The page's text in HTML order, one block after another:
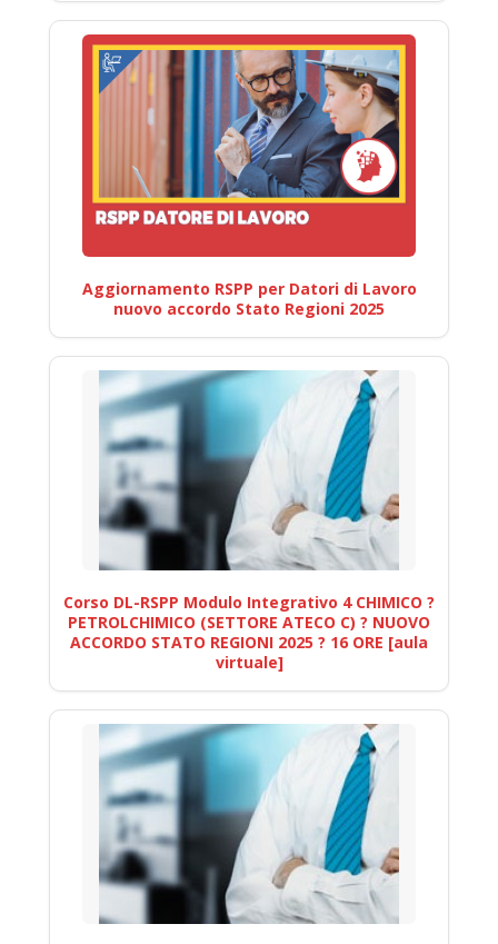
Aggiornamento RSPP per Datori di Lavoro
nuovo accordo Stato Regioni 2025
Corso DL-RSPP Modulo Integrativo 4 CHIMICO ?
PETROLCHIMICO (SETTORE ATECO C) ? NUOVO
ACCORDO STATO REGIONI 2025 ? 16 ORE [aula
virtuale]